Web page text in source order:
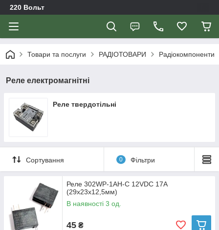
220 Вольт
Товари та послуги РАДІОТОВАРИ Радіокомпоненти
Реле електромагнітні
Реле твердотільні
Сортування 0 Фільтри
Реле 302WP-1AH-C 12VDC 17А
(29x23x12,5мм)
В наявності 3 од.
45 ₴